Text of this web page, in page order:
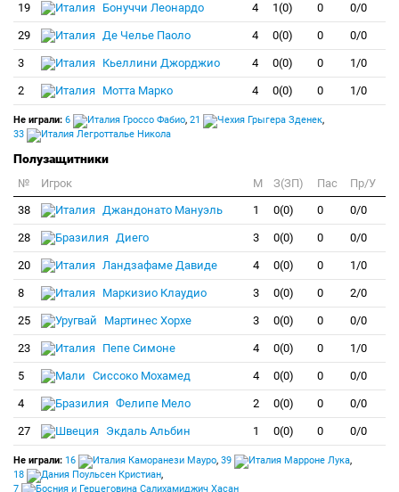
19
Бонуччи Леонардо 4 1(0) 0 0/0
29 Де Челье Паоло 4 0(0) 0 0/0
3 Кьеллини Джорджио 4 0(0) 0 1/0
2 Мотта Марко 4 0(0) 0 1/0
Не играли: 6 Гроссо Фабио, 21 Грыгера Зденек,
33
Легротталье Никола
Полузащитники
№ Игрок M З(ЗП) Пас
Пр/У
38
Джандонато Мануэль 1 0(0) 0 0/0
28 Диего 3 0(0) 0 0/0
20 Ландзафаме Давиде 4 0(0) 0 1/0
8 Маркизио Клаудио 3 0(0) 0 2/0
25 Мартинес Хорхе 3 0(0) 0 0/0
23 Пепе Симоне 4 0(0) 0 1/0
5 Сиссоко Мохамед 4 0(0) 0 0/0
4 Фелипе Мело 2 0(0) 0 0/0
27 Экдаль Альбин 1 0(0) 0 0/0
Не играли: 16 Каморанези Мауро, 39 Марроне Лука,
18
Поульсен Кристиан,
7
Салихамиджич Хасан